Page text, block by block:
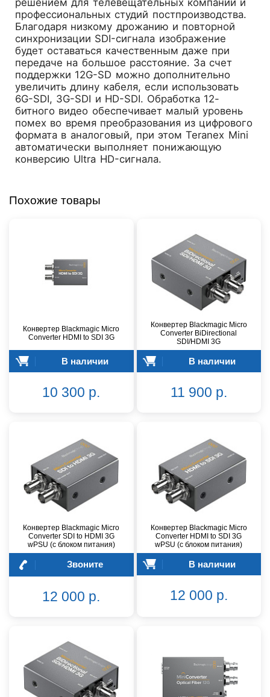
решением для телевещательных компаний и
профессиональных студий постпроизводства.
Благодаря низкому дрожанию и повторной
синхронизации SDI-сигнала изображение
будет оставаться качественным даже при
передаче на большое расстояние. За счет
поддержки 12G-SD можно дополнительно
увеличить длину кабеля, если использовать
6G-SDI, 3G-SDI и HD-SDI. Обработка 12-
битного видео обеспечивает малый уровень
помех во время преобразования из цифрового
формата в аналоговый, при этом Teranex Mini
автоматически выполняет понижающую
конверсию Ultra HD-сигнала.
Похожие товары
Конвертер Blackmagic Micro
Converter HDMI to SDI 3G
В наличии
10 300 р.
Конвертер Blackmagic Micro
Converter BiDirectional
SDI/HDMI 3G
В наличии
11 900 р.
Конвертер Blackmagic Micro
Converter SDI to HDMI 3G
wPSU (с блоком питания)
Звоните
12 000 р.
Конвертер Blackmagic Micro
Converter HDMI to SDI 3G
wPSU (с блоком питания)
В наличии
12 000 р.